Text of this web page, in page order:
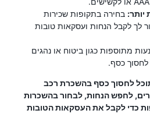
יותר: בחירה בתקופות שכירות
לך לקבל הנחות ועסקאות טובות
מתוספות כגון ביטוח או נהגים
לחסוך כסף.
לחסוך כסף בהשכרת רכב
לחפש הנחות, לבחור בהשכרות
כדי לקבל את העסקאות הטובות